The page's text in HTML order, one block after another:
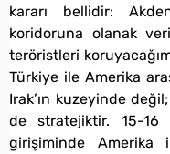
kararı bellidir:
koridoruna olanak
teröristleri
Türkiye ile Amerika
Irak’ın kuzeyinde
de stratejiktir. 15-16
girişiminde Amerika